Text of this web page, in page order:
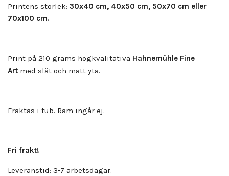
Printens storlek: 30x40 cm, 40x50 cm, 50x70 cm eller
70x100 cm.
Print på 210 grams högkvalitativa Hahnemühle Fine
Art med slät och matt yta.
Fraktas i tub. Ram ingår ej.
Fri frakt!
Leveranstid: 3-7 arbetsdagar.